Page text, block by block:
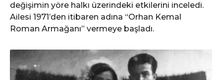
değişimin yöre halkı üzerindeki etkilerini inceledi.
Ailesi 1971’den itibaren adına “Orhan Kemal
Roman Armağanı” vermeye başladı.